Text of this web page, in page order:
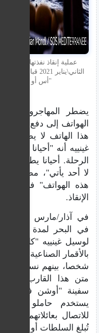
الثاني\يناير 2021
"أس أو أس
يضطر المهاجرون
الهواتف إلى دفع مبالغ
هذا الهاتف لا يضمن
غينييه أنه "أحيانا تبتل
الرحلة. أحيانا يطلب
لا أحد يأتي"، مضيفة
هذه الهواتف" في قوارب
الإنقاذ.
في البحر لمدة سبعة
لوسيل غينييه "كان لدى
شخصا، بينهم نساء
متن هذا القارب. وتم
سفينة "أوشن فايكينغ"،
للاتصال بعائلاتهم على
تُبلغ السلطات أو تُبلغ